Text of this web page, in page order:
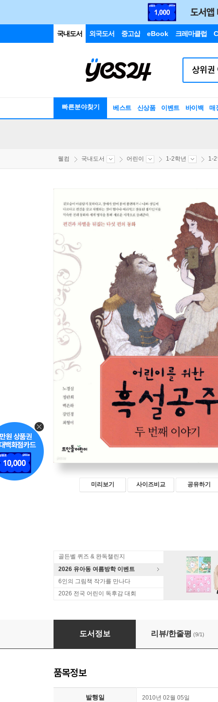
국내도서 외국도서 중고샵 eBook 크레마클럽
빠른분야찾기 베스트 신상품 이벤트 바이백 매
웰컴 국내도서 어린이 1-2학년 1-
미리보기 사이즈비교 공유하기
골든벨 퀴즈 & 완독챌린지
2026 유아동 여름방학 이벤트
6인의 그림책 작가를 만나다
2026 전국 어린이 독후감 대회
어린이를 위한 흑설공주 두 번째 이야기
도서정보 리뷰/한줄평 (9/1)
품목정보
발행일 2010년 02월 05일